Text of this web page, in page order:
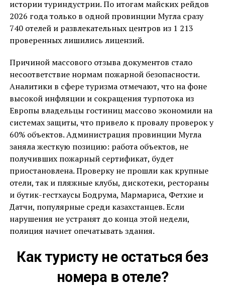
истории туриндустрии. По итогам майских рейдов
2026 года только в одной провинции Мугла сразу
740 отелей и развлекательных центров из 1 213
проверенных лишились лицензий.
Причиной массового отзыва документов стало
несоответствие нормам пожарной безопасности.
Аналитики в сфере туризма отмечают, что на фоне
высокой инфляции и сокращения турпотока из
Европы владельцы гостиниц массово экономили на
системах защиты, что привело к провалу проверок у
60% объектов. Администрация провинции Мугла
заняла жесткую позицию: работа объектов, не
получивших пожарный сертификат, будет
приостановлена. Проверку не прошли как крупные
отели, так и пляжные клубы, дискотеки, рестораны
и бутик-гестхаусы Бодрума, Мармариса, Фетхие и
Датчи, популярные среди казахстанцев. Если
нарушения не устранят до конца этой недели,
полиция начнет опечатывать здания.
Как туристу не остаться без
номера в отеле?